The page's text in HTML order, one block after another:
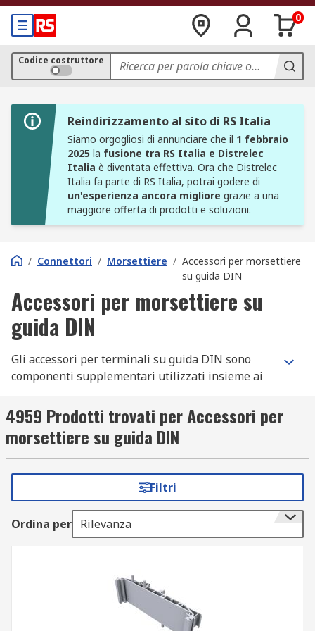
0
Codice costruttore
Reindirizzamento al sito di RS Italia
Siamo orgogliosi di annunciare che il 1 febbraio
2025 la fusione tra RS Italia e Distrelec
Italia è diventata effettiva. Ora che Distrelec
Italia fa parte di RS Italia, potrai godere di
un'esperienza ancora migliore grazie a una
maggiore offerta di prodotti e soluzioni.
/ Connettori / Morsettiere / Accessori per morsettiere
su guida DIN
Accessori per morsettiere su
guida DIN
Gli accessori per terminali su guida DIN sono
componenti supplementari utilizzati insieme ai
funzionalità.
Tipi di accessori per terminali su guida DIN
Nel catalogo RS online è disponibile una vasta
gamma di accessori morsettiere guida din, come
ad esempio:
Piastre terminali e intermedie
Strisce segnaletiche
4959 Prodotti trovati per Accessori per
morsettiere su guida DIN
Filtri
Ordina per Rilevanza